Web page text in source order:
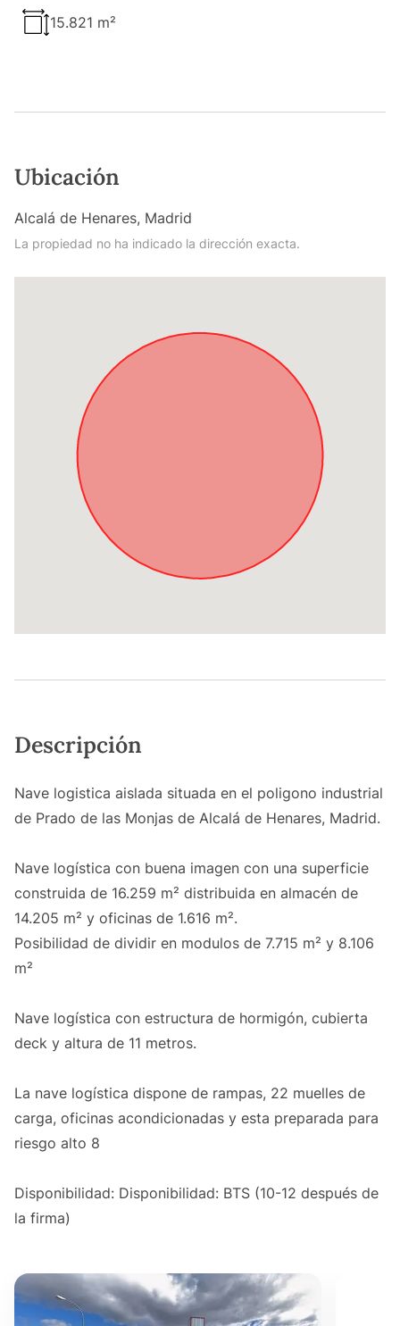
15.821 m²
Ubicación
Alcalá de Henares, Madrid
La propiedad no ha indicado la dirección exacta.
Descripción
Nave logistica aislada situada en el poligono industrial
de Prado de las Monjas de Alcalá de Henares, Madrid.
Nave logística con buena imagen con una superficie
construida de 16.259 m² distribuida en almacén de
14.205 m² y oficinas de 1.616 m².
Posibilidad de dividir en modulos de 7.715 m² y 8.106
m²
Nave logística con estructura de hormigón, cubierta
deck y altura de 11 metros.
La nave logística dispone de rampas, 22 muelles de
carga, oficinas acondicionadas y esta preparada para
riesgo alto 8
Disponibilidad: Disponibilidad: BTS (10-12 después de
la firma)